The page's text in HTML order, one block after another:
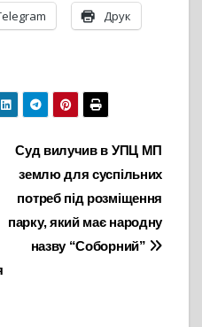
Друк
Суд вилучив в УПЦ МП
землю для суспільних
потреб під розміщення
парку, який має народну
назву “Соборний”